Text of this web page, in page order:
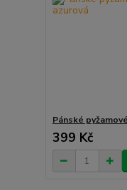
Pánské
399 Kč